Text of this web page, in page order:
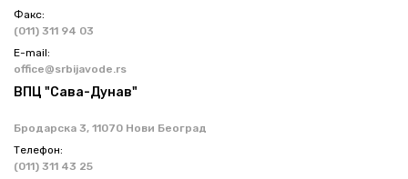
Факс:
(011) 311 94 03
Е-mail:
office@srbijavode.rs
ВПЦ "Сава-Дунав"
Бродарска 3, 11070 Нови Београд
Телефон:
(011) 311 43 25